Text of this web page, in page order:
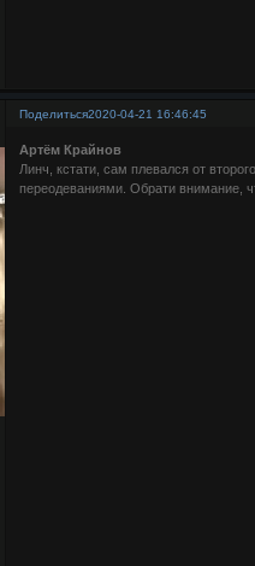
Поделиться2020-04-21 16:46:45
Артём Крайнов
Линч, кстати, сам плевался от
переодеваниями. Обрати внимание,